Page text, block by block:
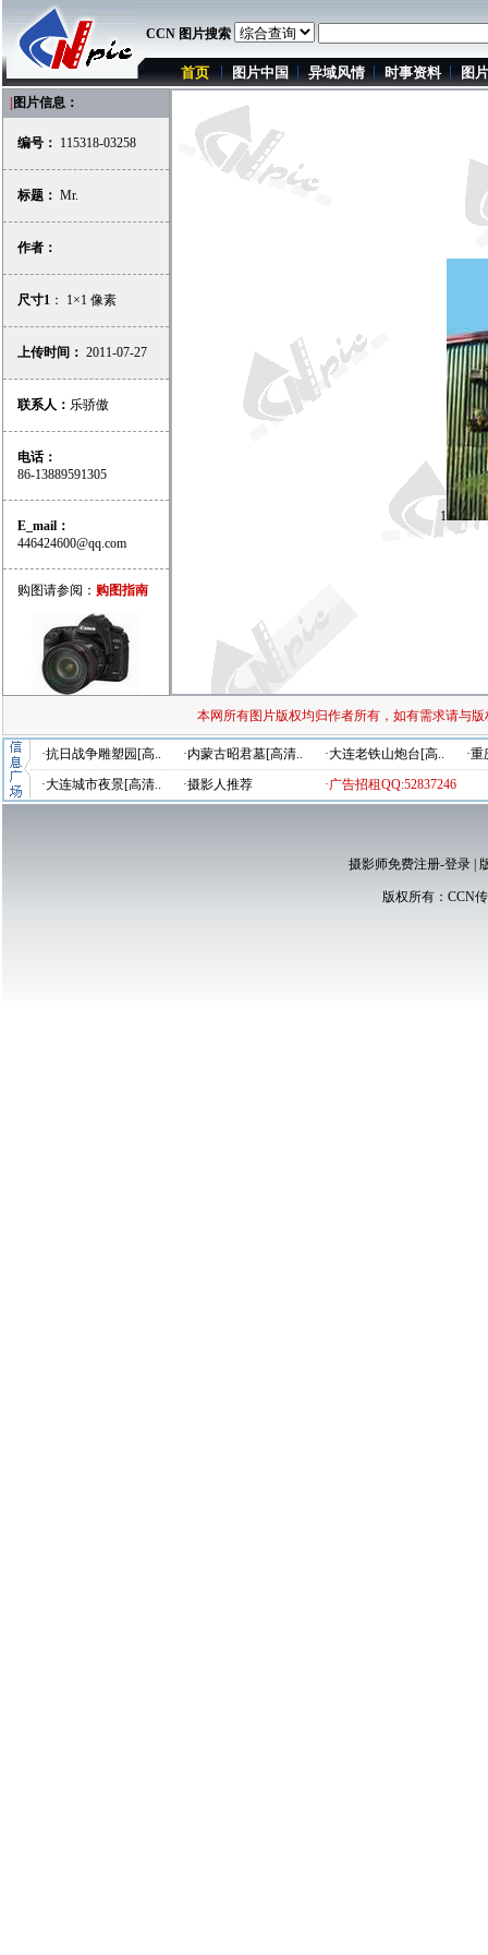
CCN 图片搜索
首页 图片中国 异域风情 时事资料 图
图片信息：
编号： 115318-03258
标题： Mr.
作者：
尺寸1 ： 1×1 像素
上传时间： 2011-07-27
联系人： 乐骄傲
电话：
86-13889591305
E_mail：
446424600@qq.com
购图请参阅： 购图指南
1
本网所有图片版权均归作者所有，如有需求请与
·抗日战争雕塑园[高.. ·内蒙古昭君墓[高清.. ·大连老铁山炮台[高..
·
·大连城市夜景[高清..
·摄影人推荐 ·广告招租QQ:52837246
摄影师免费注册-登录|
版权所有： CCN